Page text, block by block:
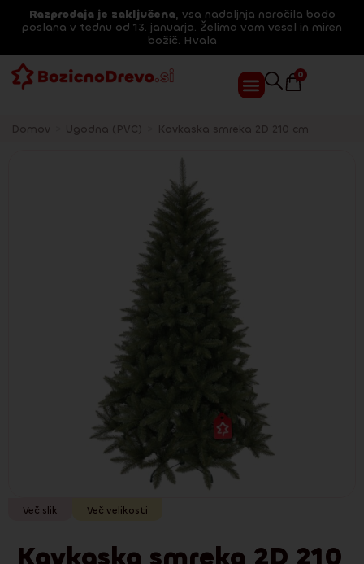
Razprodaja je zaključena, vsa nadaljnja naročila bodo
poslana v tednu od 13. januarja. Želimo vam vesel in miren
božič. Hvala
0
Domov Ugodna (PVC) Kavkaska smreka 2D 210 cm
Več slik Več velikosti